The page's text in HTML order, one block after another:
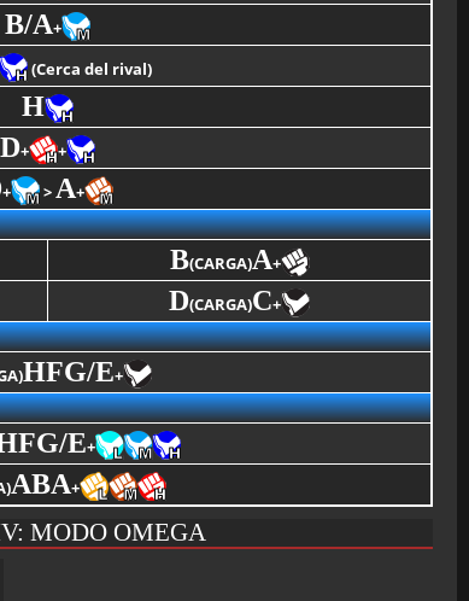
B/A+
(Cerca del rival)
H
D+
+
+ > A+
B(CARGA)A+
D(CARGA)C+
HFG/E+
G/E+
ABA+
MODO OMEGA